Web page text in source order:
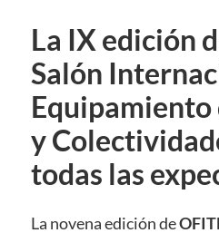
La IX edición
Salón
Equipamiento
y
todas las
La novena edición de